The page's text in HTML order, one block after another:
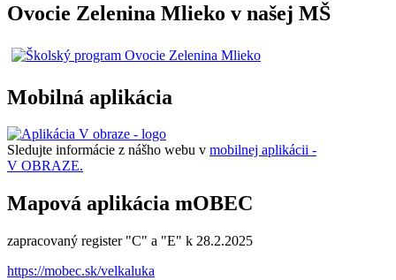
Ovocie Zelenina Mlieko v našej MŠ
Mobilná aplikácia
Sledujte informácie z nášho webu v mobilnej aplikácii -
V OBRAZE.
Mapová aplikácia mOBEC
zapracovaný register "C" a "E" k 28.2.2025
https://mobec.sk/velkaluka